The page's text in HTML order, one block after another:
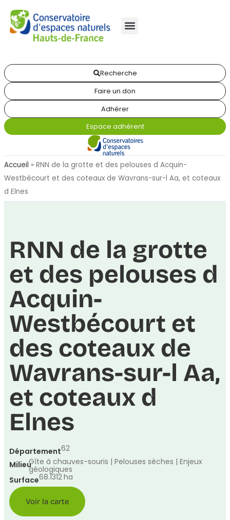
Recherche
Faire un don
Adhérer
Espace adhérent
Accueil » RNN de la grotte et des pelouses d Acquin-
Westbécourt et des coteaux de Wavrans-sur-l Aa, et coteaux
d Elnes
RNN de la grotte
et des pelouses d
Acquin-
Westbécourt et
des coteaux de
Wavrans-sur-l Aa,
et coteaux d
Elnes
Département62
MilieuGîte à chauves-souris | Pelouses sèches | Enjeux
géologiques
Surface68.1312ha
Voir la carte